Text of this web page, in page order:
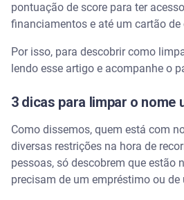
pontuação de score para ter
financiamentos e até um cartão de
Por isso, para descobrir como
lendo esse artigo e acompanhe o
3 dicas para limpar o nome
Como dissemos, quem está com
diversas restrições na hora de
pessoas, só descobrem que estão
precisam de um empréstimo ou